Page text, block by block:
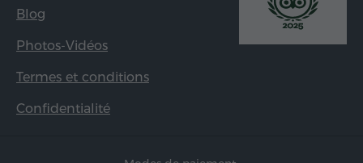
Blog
Photos-Vidéos
Termes et conditions
Confidentialité